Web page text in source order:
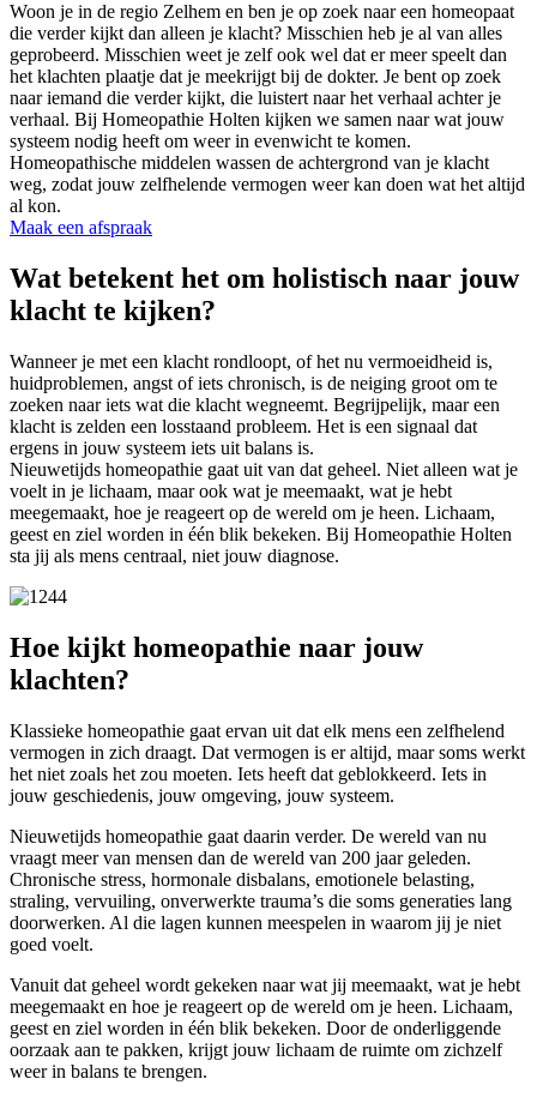
Woon je in de regio Zelhem en ben je op zoek naar een homeopaat
die verder kijkt dan alleen je klacht? Misschien heb je al van alles
geprobeerd. Misschien weet je zelf ook wel dat er meer speelt dan
het klachten plaatje dat je meekrijgt bij de dokter. Je bent op zoek
naar iemand die verder kijkt, die luistert naar het verhaal achter je
verhaal. Bij Homeopathie Holten kijken we samen naar wat jouw
systeem nodig heeft om weer in evenwicht te komen.
Homeopathische middelen wassen de achtergrond van je klacht
weg, zodat jouw zelfhelende vermogen weer kan doen wat het altijd
al kon.
Maak een afspraak
Wat betekent het om holistisch naar jouw
klacht te kijken?
Wanneer je met een klacht rondloopt, of het nu vermoeidheid is,
huidproblemen, angst of iets chronisch, is de neiging groot om te
zoeken naar iets wat die klacht wegneemt. Begrijpelijk, maar een
klacht is zelden een losstaand probleem. Het is een signaal dat
ergens in jouw systeem iets uit balans is.
Nieuwetijds homeopathie gaat uit van dat geheel. Niet alleen wat je
voelt in je lichaam, maar ook wat je meemaakt, wat je hebt
meegemaakt, hoe je reageert op de wereld om je heen. Lichaam,
geest en ziel worden in één blik bekeken. Bij Homeopathie Holten
sta jij als mens centraal, niet jouw diagnose.
Hoe kijkt homeopathie naar jouw
klachten?
Klassieke homeopathie gaat ervan uit dat elk mens een zelfhelend
vermogen in zich draagt. Dat vermogen is er altijd, maar soms werkt
het niet zoals het zou moeten. Iets heeft dat geblokkeerd. Iets in
jouw geschiedenis, jouw omgeving, jouw systeem.
Nieuwetijds homeopathie gaat daarin verder. De wereld van nu
vraagt meer van mensen dan de wereld van 200 jaar geleden.
Chronische stress, hormonale disbalans, emotionele belasting,
straling, vervuiling, onverwerkte trauma’s die soms generaties lang
doorwerken. Al die lagen kunnen meespelen in waarom jij je niet
goed voelt.
Vanuit dat geheel wordt gekeken naar wat jij meemaakt, wat je hebt
meegemaakt en hoe je reageert op de wereld om je heen. Lichaam,
geest en ziel worden in één blik bekeken. Door de onderliggende
oorzaak aan te pakken, krijgt jouw lichaam de ruimte om zichzelf
weer in balans te brengen.